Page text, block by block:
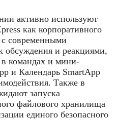
активно используют
как корпоративного
современными
обсуждения и реакциями,
командах и мини-
и Календарь SmartApp
Также в
запуска
файлового хранилища
единого безопасного